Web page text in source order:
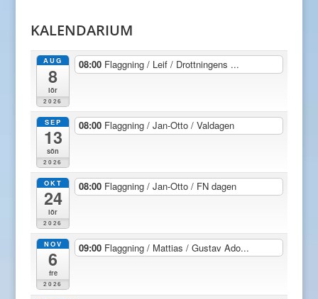
KALENDARIUM
AUG
8
lör
2026
08:00 Flaggning / Leif / Drottningens ...
SEP
13
sön
2026
08:00 Flaggning / Jan-Otto / Valdagen
OKT
24
lör
2026
08:00 Flaggning / Jan-Otto / FN dagen
NOV
6
fre
2026
09:00 Flaggning / Mattias / Gustav Ado...